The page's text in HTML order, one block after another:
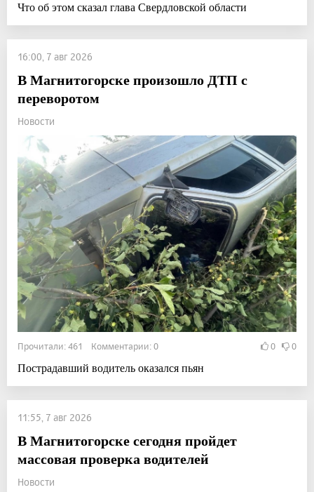
Что об этом сказал глава Свердловской области
16:00, 7 авг 2026
В Магнитогорске произошло ДТП с
переворотом
Новости
Прочитали: 461 Комментарии: 0 0 0
Пострадавший водитель оказался пьян
11:55, 7 авг 2026
В Магнитогорске сегодня пройдет
массовая проверка водителей
Новости